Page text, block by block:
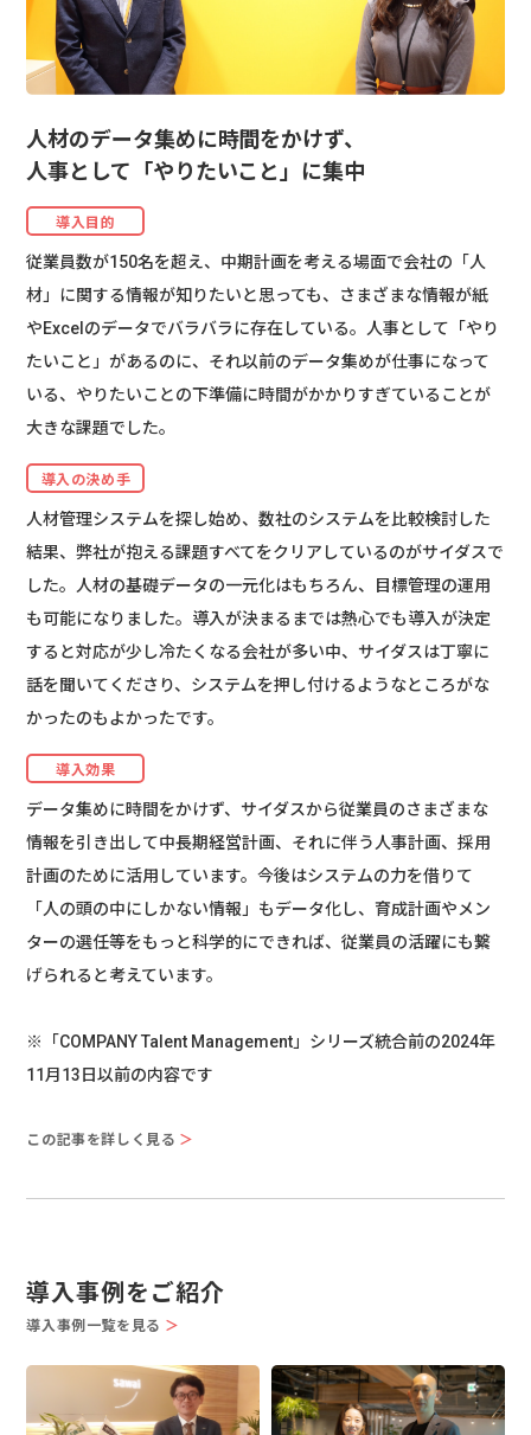
人材のデータ集めに時間をかけず、
人事として「やりたいこと」に集中
導入目的
従業員数が150名を超え、中期計画を考える場面で会社の「人
材」に関する情報が知りたいと思っても、さまざまな情報が紙
やExcelのデータでバラバラに存在している。人事として「やり
たいこと」があるのに、それ以前のデータ集めが仕事になって
いる、やりたいことの下準備に時間がかかりすぎていることが
大きな課題でした。
導入の決め手
人材管理システムを探し始め、数社のシステムを比較検討した
結果、弊社が抱える課題すべてをクリアしているのがサイダスで
した。人材の基礎データの一元化はもちろん、目標管理の運用
も可能になりました。導入が決まるまでは熱心でも導入が決定
すると対応が少し冷たくなる会社が多い中、サイダスは丁寧に
話を聞いてくださり、システムを押し付けるようなところがな
かったのもよかったです。
導入効果
データ集めに時間をかけず、サイダスから従業員のさまざまな
情報を引き出して中長期経営計画、それに伴う人事計画、採用
計画のために活用しています。今後はシステムの力を借りて
「人の頭の中にしかない情報」もデータ化し、育成計画やメン
ターの選任等をもっと科学的にできれば、従業員の活躍にも繋
げられると考えています。
※「COMPANY Talent Management」シリーズ統合前の2024年
11月13日以前の内容です
この記事を詳しく見る ＞
導入事例をご紹介
導入事例一覧を見る ＞